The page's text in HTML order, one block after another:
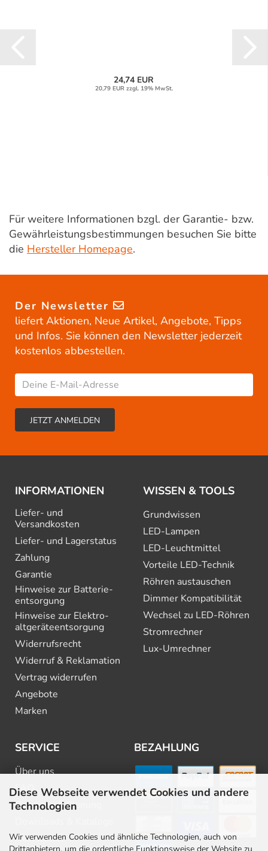
Diese Webseite verwendet Cookies und andere
Technologien
Wir verwenden Cookies und ähnliche Technologien, auch von
Drittanbietern, um die ordentliche Funktionsweise der Website zu
24,74 EUR
20,79 EUR zzgl. 19% MwSt.
Für weitere Informationen bzgl. der Garantie- bzw.
Gewährleistungsbestimmungen besuchen Sie bitte
die Hersteller Homepage.
Der Newsletter
liefert Aktionen, Neue Artikel, Angebote, Tipps
und Infos. Sie können den Newsletter jederzeit
kostenlos abbestellen.
INFORMATIONEN
Liefer- und
Versandkosten
Liefer- und Lagerstatus
Zahlung
Garantie
Hinweise zur Batterie­
entsorgung
Hinweise zur Elektro­
altgeräte­entsorgung
Widerrufsrecht
Widerruf & Reklamation
Vertrag widerrufen
Angebote
Marken
WISSEN & TOOLS
Grundwissen
LED-Lampen
LED-Leuchtmittel
Vorteile LED-Technik
Röhren austauschen
Dimmer Kompatibilität
Wechsel zu LED-Röhren
Stromrechner
Lux-Umrechner
SERVICE
Über uns
FAQ
Beratung & Planung
Newsletter
BEZAHLUNG